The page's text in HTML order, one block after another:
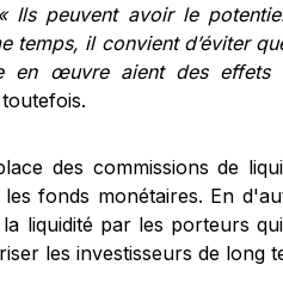
« Ils peuvent avoir le
temps, il convient d’éviter
en œuvre aient des effets
des commissions de
fonds monétaires. En
liquidité par les porteurs
les investisseurs de long